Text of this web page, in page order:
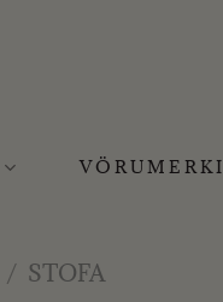
VÖRUMERKI
/ STOFA